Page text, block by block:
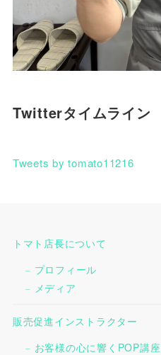
Twitterタイムライン
Tweets by tomato11216
トマト店長について
プロフィール
メディア
販売促進インストラクター
お客様の心に響くPOP講座